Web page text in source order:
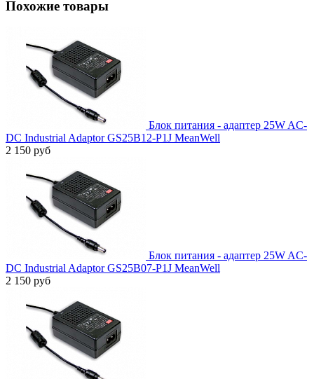
Похожие товары
Блок питания - адаптер 25W AC-
DC Industrial Adaptor GS25B12-P1J MeanWell
2 150 руб
Блок питания - адаптер 25W AC-
DC Industrial Adaptor GS25B07-P1J MeanWell
2 150 руб